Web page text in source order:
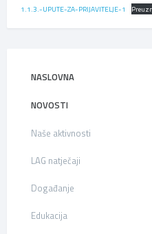
1.1.3.-UPUTE-ZA-PRIJAVITELJE-1
NASLOVNA
NOVOSTI
Naše aktivnosti
LAG natječaji
Događanje
Edukacija